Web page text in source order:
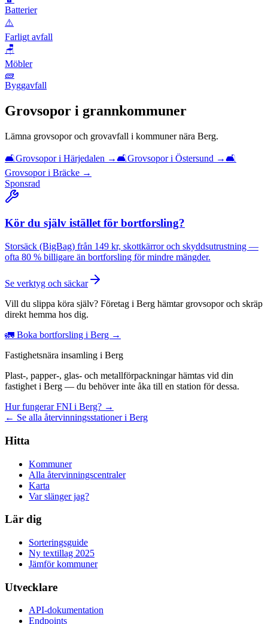
Batterier
⚠️
Farligt avfall
🪑
Möbler
🧱
Byggavfall
Grovsopor i grannkommuner
Lämna grovsopor och grovavfall i kommuner nära Berg.
🛋️Grovsopori Härjedalen →🛋️Grovsopori Östersund →🛋️
Grovsopori Bräcke →
Sponsrad
Kör du själv istället för bortforsling?
Storsäck (BigBag) från 149 kr, skottkärror och skyddsutrustning —
ofta 80 % billigare än bortforsling för mindre mängder.
Se verktyg och säckar
Vill du slippa köra själv? Företag i Berg hämtar grovsopor och skräp
direkt hemma hos dig.
🚛 Boka bortforsling i Berg →
Fastighetsnära insamling i Berg
Plast-, papper-, glas- och metallförpackningar hämtas vid din
fastighet i Berg — du behöver inte åka till en station för dessa.
Hur fungerar FNI i Berg? →
← Se alla återvinningsstationer i Berg
Hitta
Kommuner
Alla återvinningscentraler
Karta
Var slänger jag?
Lär dig
Sorteringsguide
Ny textillag 2025
Jämför kommuner
Utvecklare
API-dokumentation
Endpoints